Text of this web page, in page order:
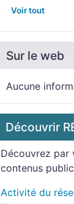
Voir tout
Sur le web
Aucune
Découvrir
Découvrez par
contenus
Activité du